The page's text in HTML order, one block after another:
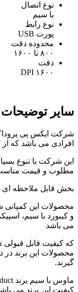
نوع اتصال
با سیم
نوع رابط
پورت USB
محدوده دقت
۸۰۰ تا ۱۶۰۰
دقت
۱۶۰۰ DPI
سایر توضیحات
افرادی می باشد که از
این شرکت با تنوع
مطلوب و قیمت
بخش قابل ملاحظه ای
محصولات این کمپانی
و کیبورد با سیم،
می باشد
که کیفیت قابل قبولی
محصولات این برند
گیرند.
کیفیت این برند می